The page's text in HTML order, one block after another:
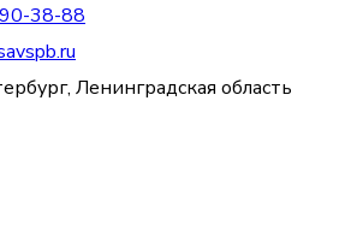
38-88
Ленинградская область